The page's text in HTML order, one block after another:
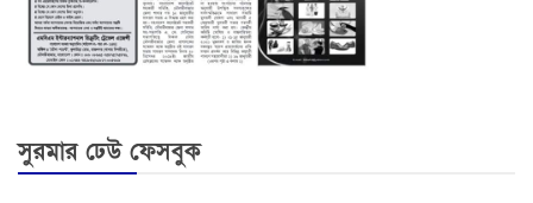
সুরমার ঢেউ ফেসবুক